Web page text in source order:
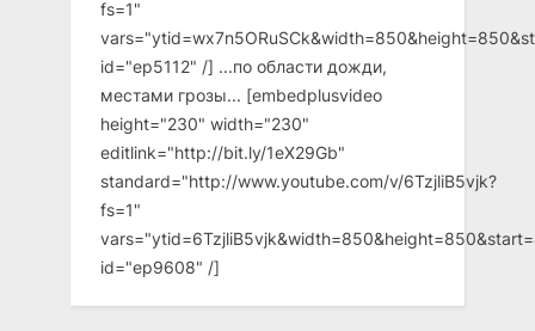
fs=1"
id="ep5112" /] ...по области дожди,
местами грозы... [embedplusvideo
height="230" width="230"
editlink="http://bit.ly/1eX29Gb"
standard="http://www.youtube.com/v/6TzjliB5vjk?
fs=1"
id="ep9608" /]